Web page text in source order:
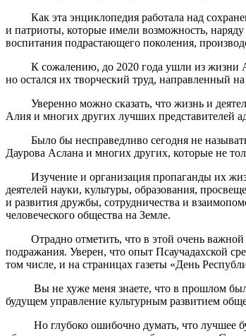
Как эта энциклопедия работала над
и патриоты, которые имели возможность,
воспитания подрастающего поколения,
К сожалению, до 2020 года ушли из жизни
но остался их творческий труд, направленный
Уверенно можно сказать, что жизнь и
Алия и многих других лучших представителей
Было бы несправедливо сегодня не
Даурова Аслана и многих других, которые не
Изучение и организация пропаганды их
деятелей науки, культуры, образования,
и развития дружбы, сотрудничества и
человеческого общества на Земле.
Отрадно отметить, что в этой очень важной
подражания. Уверен, что опыт Псаучадахской
том числе, и на страницах газеты «День
Вы не хуже меня знаете, что в прошлом было
будущем управление культурным развитием
Но глубоко ошибочно думать, что лучшее